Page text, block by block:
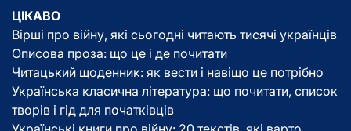
ЦІКАВО
Вірші про війну, які сьогодні читають тисячі українців
Описова проза: що це і де почитати
Читацький щоденник: як вести і навіщо це потрібно
Українська класична література: що почитати, список
творів і гід для початківців